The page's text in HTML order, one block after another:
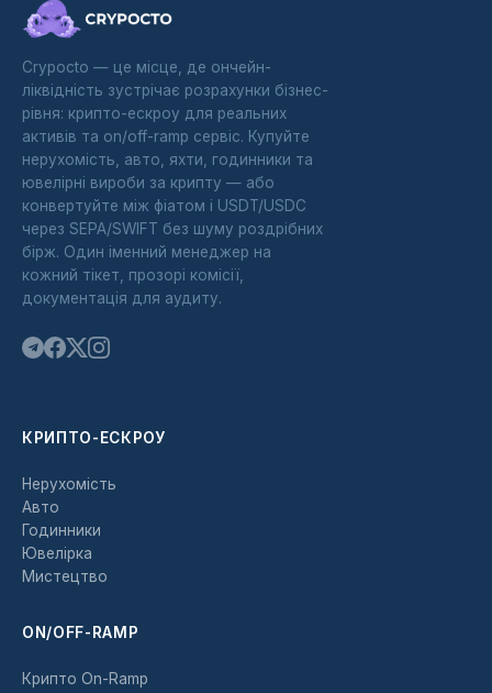
Crypocto — це місце, де ончейн-
ліквідність зустрічає розрахунки бізнес-
рівня: крипто-ескроу для реальних
активів та on/off-ramp сервіс. Купуйте
нерухомість, авто, яхти, годинники та
ювелірні вироби за крипту — або
конвертуйте між фіатом і USDT/USDC
через SEPA/SWIFT без шуму роздрібних
бірж. Один іменний менеджер на
кожний тікет, прозорі комісії,
документація для аудиту.
КРИПТО-ЕСКРОУ
Нерухомість
Авто
Годинники
Ювелірка
Мистецтво
ON/OFF-RAMP
Крипто On-Ramp